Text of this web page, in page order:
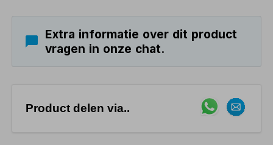
Extra informatie over dit product
vragen in onze chat.
Product delen via..